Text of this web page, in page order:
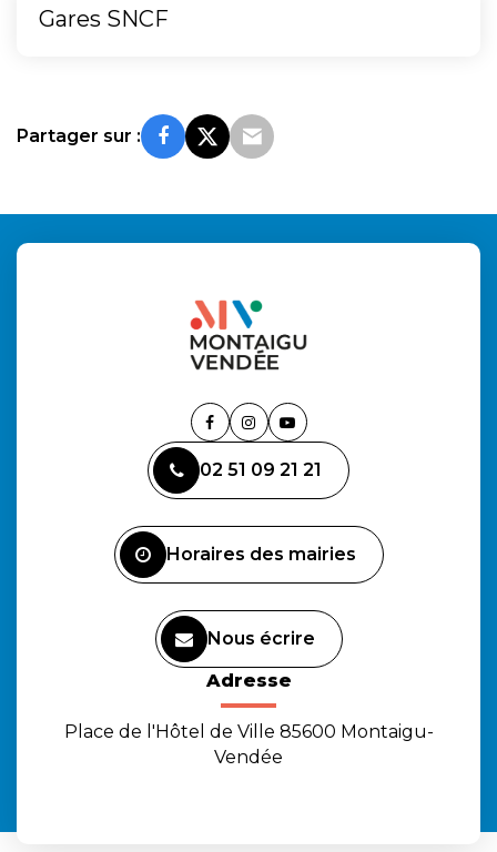
Gares SNCF
Partager sur :
Lien
le
compte
Lien
le
compte
Lien
la
chaîne
02 51 09 21 21
Horaires des mairies
Nous écrire
Adresse
Place de l'Hôtel de Ville 85600 Montaigu-
Vendée